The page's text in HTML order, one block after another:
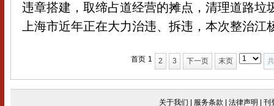
违章搭建，取缔占道经营的摊点，清理道路垃
上海市近年正在大力治违、拆违，本次整治江
首页 1 2 3 下一页 末页
关于我们 服务条款 法律声明
刊